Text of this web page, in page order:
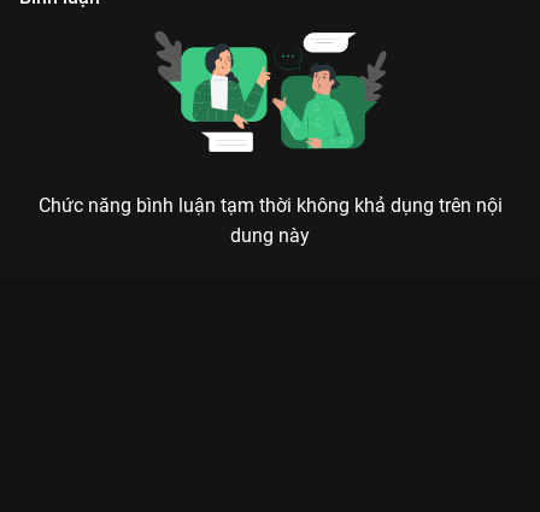
Chức năng bình luận tạm thời không khả dụng trên nội
dung này